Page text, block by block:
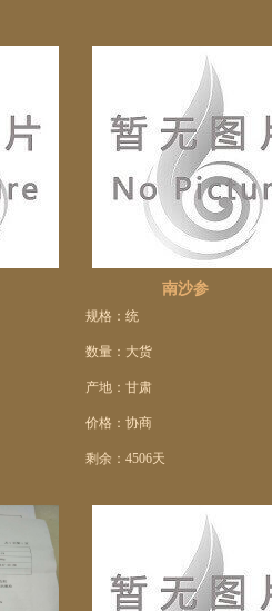
南沙参
规格：统
数量：大货
产地：甘肃
价格：协商
剩余：4506天